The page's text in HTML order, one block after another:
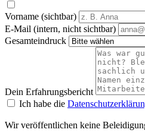
Vorname (sichtbar)
E-Mail (intern, nicht sichtbar)
Gesamteindruck
Dein Erfahrungsbericht
Ich habe die
Wir veröffentlichen keine